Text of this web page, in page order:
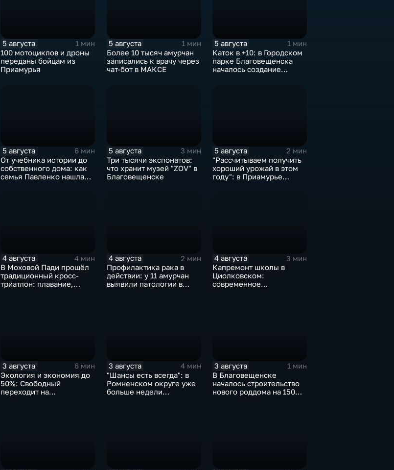
5 августа
1 мин
100 мотоциклов и дроны
переданы бойцам из
Приамурья
5 августа
1 мин
Более 10 тысяч амурчан
записались к врачу через
чат-бот в МАКСЕ
5 августа
1 мин
Каток в +10: в Городском
парке Благовещенска
началось создание
5 августа
6 мин
От учебника истории до
собственного дома: как
семья Павленко нашла
5 августа
3 мин
Три тысячи экспонатов:
что хранит музей "ZOV" в
Благовещенске
5 августа
2 мин
"Рассчитываем получить
хороший урожай в этом
году": в Приамурье
4 августа
4 мин
В Моховой Пади прошёл
традиционный кросс-
триатлон: плавание,
4 августа
2 мин
Профилактика рака в
действии: у 11 амурчан
выявили патологии в
4 августа
3 мин
Капремонт школы в
Циолковском:
современное
3 августа
6 мин
Экология и экономия до
50%: Свободный
переходит на
3 августа
4 мин
"Шансы есть всегда": в
Ромненском округе уже
больше недели
3 августа
1 мин
В Благовещенске
началось строительство
нового роддома на 150